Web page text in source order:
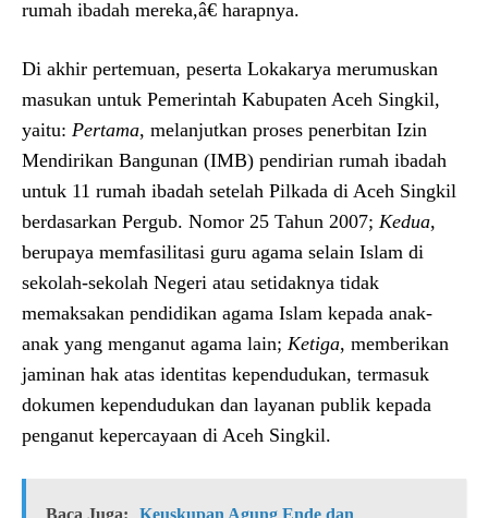
rumah ibadah mereka,â€ harapnya.
Di akhir pertemuan, peserta Lokakarya merumuskan
masukan untuk Pemerintah Kabupaten Aceh Singkil,
yaitu: Pertama, melanjutkan proses penerbitan Izin
Mendirikan Bangunan (IMB) pendirian rumah ibadah
untuk 11 rumah ibadah setelah Pilkada di Aceh Singkil
berdasarkan Pergub. Nomor 25 Tahun 2007; Kedua,
berupaya memfasilitasi guru agama selain Islam di
sekolah-sekolah Negeri atau setidaknya tidak
memaksakan pendidikan agama Islam kepada anak-
anak yang menganut agama lain; Ketiga, memberikan
jaminan hak atas identitas kependudukan, termasuk
dokumen kependudukan dan layanan publik kepada
penganut kepercayaan di Aceh Singkil.
Baca Juga:
Keuskupan Agung Ende dan